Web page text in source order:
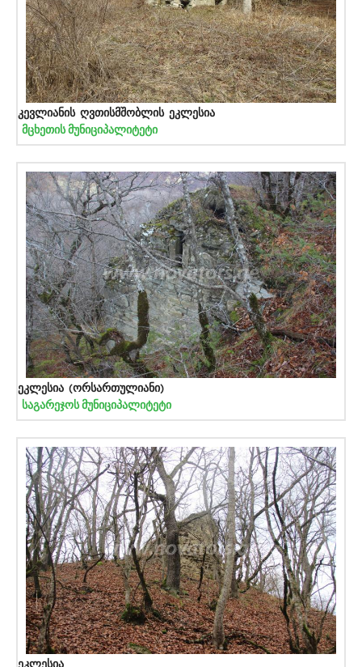
კევლიანის ღვთისმშობლის ეკლესია
მცხეთის მუნიციპალიტეტი
ეკლესია (ორსართულიანი)
საგარეჯოს მუნიციპალიტეტი
ეკლესია